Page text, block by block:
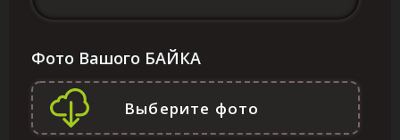
Фото Вашого БАЙКА